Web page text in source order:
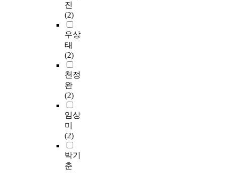
진
(2)
우상
태
(2)
천정
완
(2)
임상
미
(2)
박기
춘